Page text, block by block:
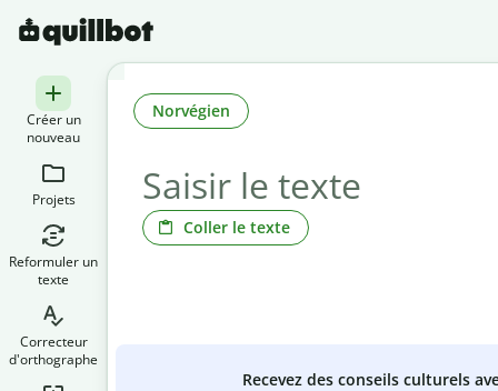
Créer un
nouveau
Projets
Reformuler un
texte
Correcteur
d'orthographe
Coller le texte
Norvégien
Recevez des conseils culturels